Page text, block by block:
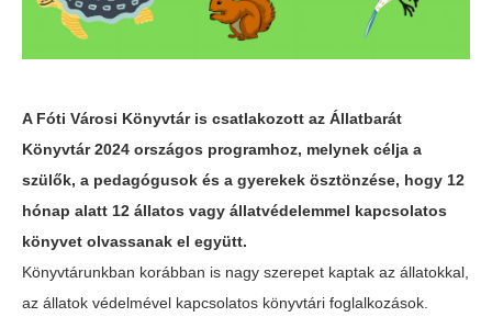
A Fóti Városi Könyvtár is csatlakozott az Állatbarát
Könyvtár 2024 országos programhoz, melynek célja a
szülők, a pedagógusok és a gyerekek ösztönzése, hogy 12
hónap alatt 12 állatos vagy állatvédelemmel kapcsolatos
könyvet olvassanak el együtt.
Könyvtárunkban korábban is nagy szerepet kaptak az állatokkal,
az állatok védelmével kapcsolatos könyvtári foglalkozások.